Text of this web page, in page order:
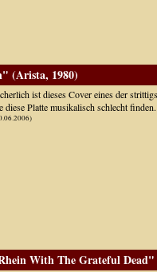
(Arista, 1980)
ist dieses Cover eines der
diese Platte musikalisch schlecht
With The Grateful